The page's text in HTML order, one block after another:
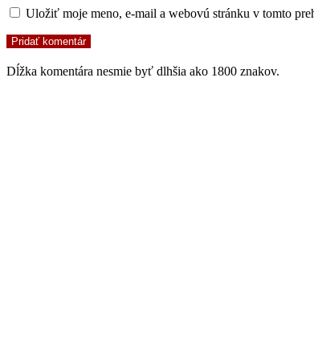
Uložiť moje meno, e-mail a webovú stránku v tomto
Dĺžka komentára nesmie byť dlhšia ako 1800 znakov.